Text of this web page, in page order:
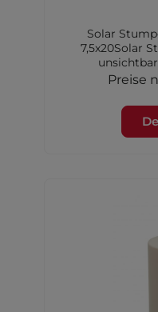
Solar
7,5x20Solar
Preise